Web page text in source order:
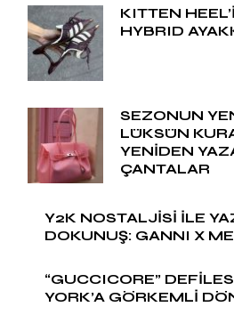
KITTEN
HYBRID
SEZONUN
LÜKSÜN
YENİDEN
ÇANTALAR
Y2K NOSTALJİSİ İLE
DOKUNUŞ: GANNI X
“GUCCICORE”
YORK’A GÖRKEMLİ